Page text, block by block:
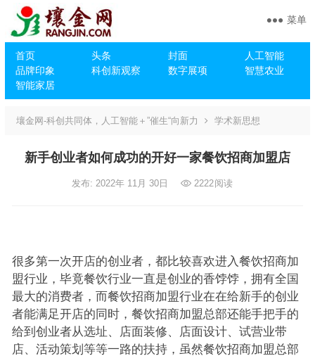
首页 头条 封面
人工智能
品牌印象
科创新观察 数字展项
智慧农业
智能家居
菜单
壤金网-科创共同体，人工智能＋”催生“向新力 学术新思想
新手创业者如何成功的开好一家餐饮招商加盟店
发布: 2022年 11月 30日 2222阅读
很多第一次开店的创业者，都比较喜欢进入餐饮招商加
盟行业，毕竟餐饮行业一直是创业的香饽饽，拥有全国
最大的消费者，而餐饮招商加盟行业在在给新手的创业
者能满足开店的同时，餐饮招商加盟总部还能手把手的
给到创业者从选址、店面装修、店面设计、试营业带
店、活动策划等等一路的扶持，虽然餐饮招商加盟总部